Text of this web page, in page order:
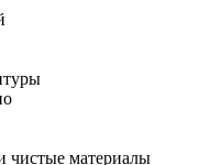
чистые материалы